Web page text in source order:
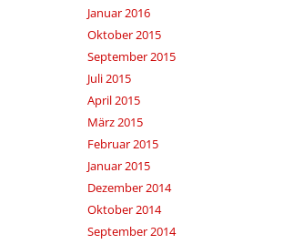
Januar 2016
Oktober 2015
September 2015
Juli 2015
April 2015
März 2015
Februar 2015
Januar 2015
Dezember 2014
Oktober 2014
September 2014